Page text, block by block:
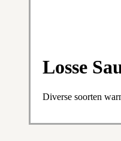
Losse
Diverse soorten